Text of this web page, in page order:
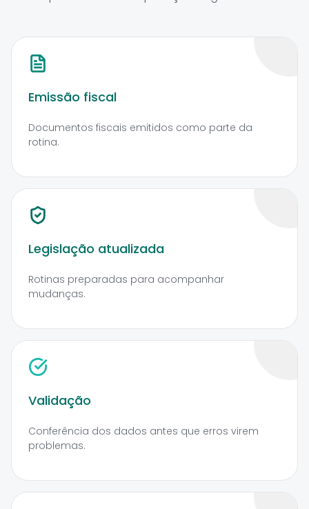
Emissão fiscal
Documentos fiscais emitidos como parte da
rotina.
Legislação atualizada
Rotinas preparadas para acompanhar
mudanças.
Validação
Conferência dos dados antes que erros virem
problemas.